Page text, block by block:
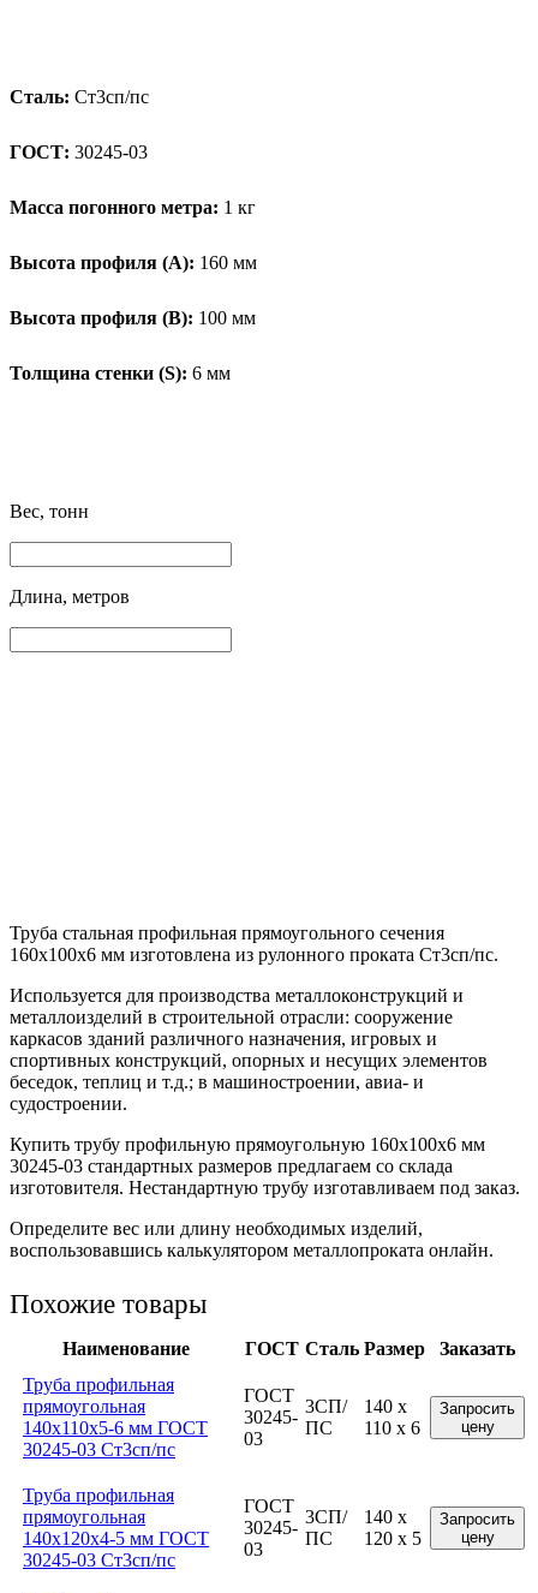
Сталь: Ст3сп/пс
ГОСТ: 30245-03
Масса погонного метра: 1 кг
Высота профиля (А): 160 мм
Высота профиля (B): 100 мм
Толщина стенки (S): 6 мм
Вес, тонн
Длина, метров
Труба стальная профильная прямоугольного сечения
160х100х6 мм изготовлена из рулонного проката Ст3сп/пс.
Используется для производства металлоконструкций и
металлоизделий в строительной отрасли: сооружение
каркасов зданий различного назначения, игровых и
спортивных конструкций, опорных и несущих элементов
беседок, теплиц и т.д.; в машиностроении, авиа- и
судостроении.
Купить трубу профильную прямоугольную 160х100х6 мм
30245-03 стандартных размеров предлагаем со склада
изготовителя. Нестандартную трубу изготавливаем под заказ.
Определите вес или длину необходимых изделий,
воспользовавшись калькулятором металлопроката онлайн.
Похожие товары
Наименование ГОСТ Сталь Размер
Заказать
Труба профильная
прямоугольная
140x110x5-6 мм ГОСТ
30245-03 Ст3сп/пс
ГОСТ
30245-
03
3СП/
ПС
140 x
110 x 6
Запросить
цену
Труба профильная
прямоугольная
140x120x4-5 мм ГОСТ
30245-03 Ст3сп/пс
ГОСТ
30245-
03
3СП/
ПС
140 x
120 x 5
Запросить
цену